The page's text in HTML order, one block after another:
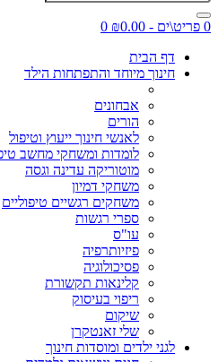
0 פריט\ים - ₪0.00
0
דף הבית
חינוך מיוחד והתפתחות הילד
אבחונים
הורים
לאנשי חינוך ייעוץ וטיפול
לומדות ומשחקי מחשב
מוטוריקה עדינה וגסה
משחקי דמיון
משחקים רגשיים טיפוליים
ספרי רגשות
עו"ס
פיזיותרפיה
פסיכולוגיה
קלינאות תקשורת
ריפוי בעיסוק
שיקום
שלי זאנטקרן
לגני ילדים ומוסדות חינוך